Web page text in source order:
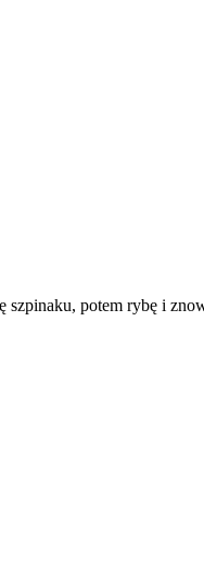
szpinaku, potem rybę i